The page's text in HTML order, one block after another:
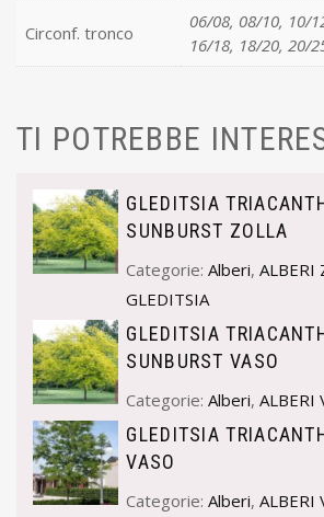
Circonf. tronco
06/08, 08/10, 10/
16/18, 18/20, 20/
TI POTREBBE
GLEDITSIA
SUNBURST ZOLLA
Categorie:Alberi,ALBERI
GLEDITSIA
GLEDITSIA
SUNBURST VASO
Categorie:Alberi,ALBERI
GLEDITSIA
VASO
Categorie:Alberi,ALBERI